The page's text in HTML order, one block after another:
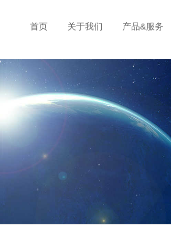
首页 关于我们 产品&服务